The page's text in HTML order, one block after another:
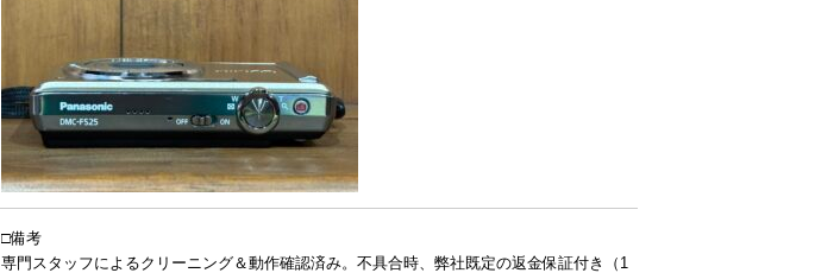
□備考
専門スタッフによるクリーニング＆動作確認済み。不具合時、弊社既定の返金保証付き（1